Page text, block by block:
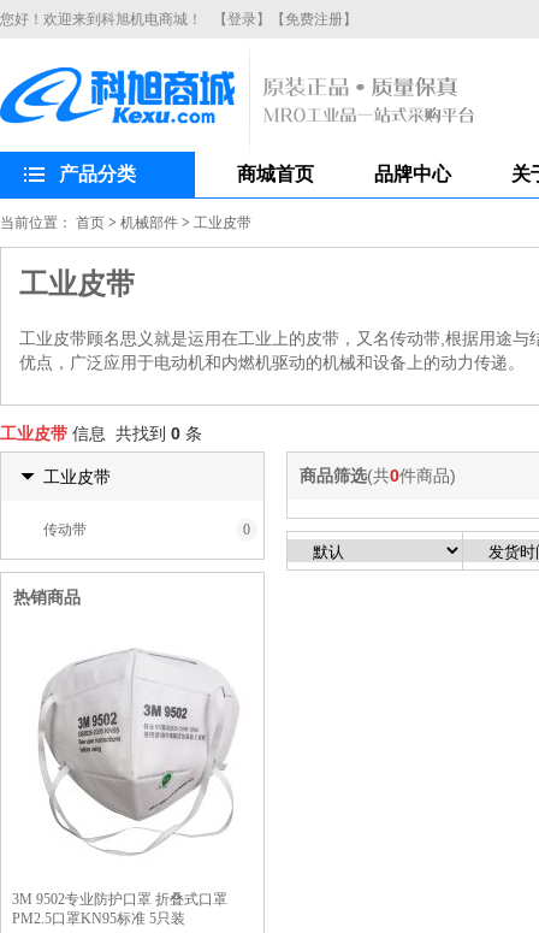
您好！欢迎来到科旭机电商城！ 【登录】 【免费注册】
产品分类 商城首页 品牌中心 关
当前位置： 首页 > 机械部件 > 工业皮带
工业皮带
工业皮带顾名思义就是运用在工业上的皮带，又名传动带,根据用途
优点，广泛应用于电动机和内燃机驱动的机械和设备上的动力传递。
工业皮带 信息 共找到 0 条
商品筛选(共0件商品)
工业皮带
传动带 0
热销商品
3M 9502专业防护口罩 折叠式口罩
PM2.5口罩KN95标准 5只装